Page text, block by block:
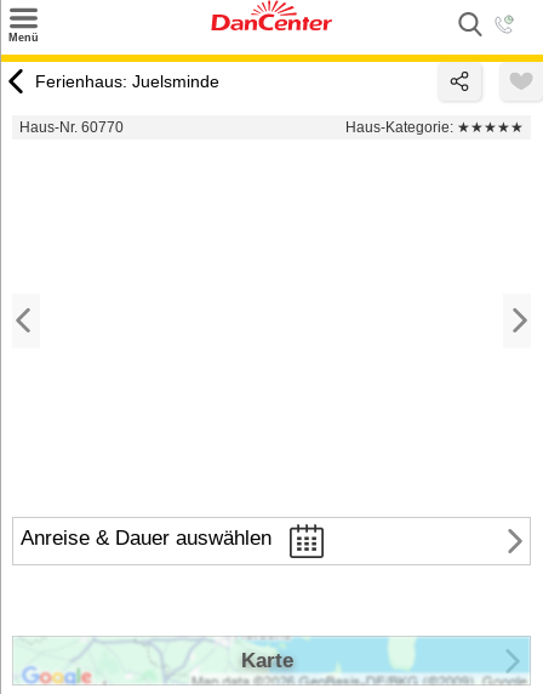
Menü
Urlaubsziele
Ferienhaus: Juelsminde
Haus-Nr. 60770 Haus-Kategorie: ★★★★★
Anreise & Dauer auswählen
Karte